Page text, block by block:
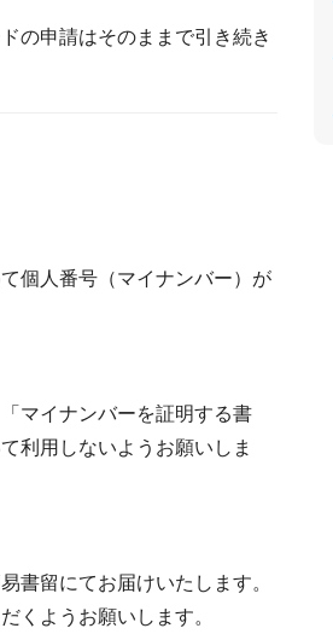
の申請はそのままで引き続き
個人番号（マイナンバー）が
マイナンバーを証明する書
利用しないようお願いしま
書留にてお届けいたします。
くようお願いします。